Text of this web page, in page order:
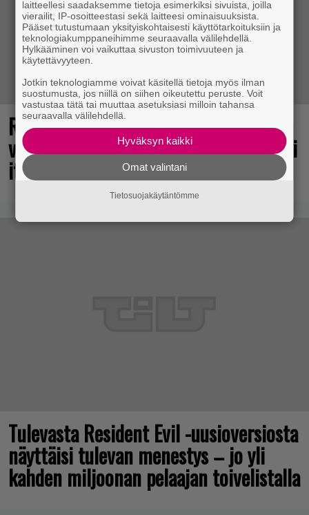
Rakastettu julkaisija täyttää 40
vuotta, valtavat alet käynnissä – hanki
itsellesi klassikoita pikkurahalla
Tulevasta Resident Evil -uusioversiosta
näyttäisi tulevan menestys – jo yli
kahden miljoonan pelaajan toivelistalla
laitteellesi saadaksemme tietoja esimerkiksi sivuista, joilla
vierailit, IP-osoitteestasi sekä laitteesi ominaisuuksista.
Pääset tutustumaan yksityiskohtaisesti käyttötarkoituksiin ja
teknologiakumppaneihimme seuraavalla välilehdellä.
Hylkääminen voi vaikuttaa sivuston toimivuuteen ja
käytettävyyteen.
Jotkin teknologiamme voivat käsitellä tietoja myös ilman
suostumusta, jos niillä on siihen oikeutettu peruste. Voit
vastustaa tätä tai muuttaa asetuksiasi milloin tahansa
seuraavalla välilehdellä.
Hyväksyn kaikki
Omat valintani
Tietosuojakäytäntömme